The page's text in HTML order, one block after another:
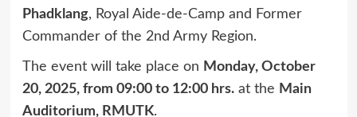
Phadklang, Royal Aide-de-Camp and Former
Commander of the 2nd Army Region.
The event will take place on Monday, October
20, 2025, from 09:00 to 12:00 hrs.at the Main
Auditorium, RMUTK.